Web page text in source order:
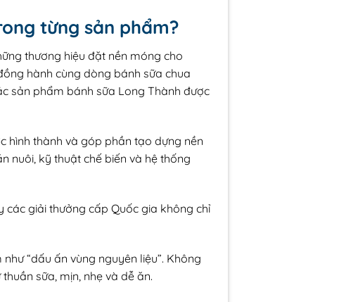
từng sản phẩm?
thương hiệu đặt nền móng cho
hành cùng dòng bánh sữa chua
sản phẩm bánh sữa Long Thành được
hình thành và góp phần tạo dựng nền
nuôi, kỹ thuật chế biến và hệ thống
các giải thưởng cấp Quốc gia không chỉ
“dấu ấn vùng nguyên liệu”. Không
sữa, mịn, nhẹ và dễ ăn.